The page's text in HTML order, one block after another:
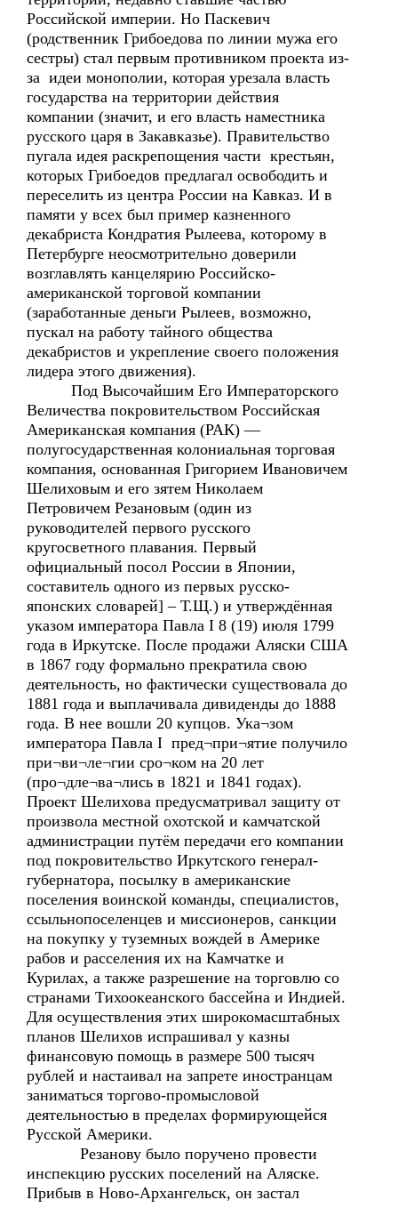
Российской империи. Но Паскевич
(родственник Грибоедова по линии мужа его
сестры) стал первым противником проекта из-
за идеи монополии, которая урезала власть
государства на территории действия
компании (значит, и его власть наместника
русского царя в Закавказье). Правительство
пугала идея раскрепощения части крестьян,
которых Грибоедов предлагал освободить и
переселить из центра России на Кавказ. И в
памяти у всех был пример казненного
декабриста Кондратия Рылеева, которому в
Петербурге неосмотрительно доверили
возглавлять канцелярию Российско-
американской торговой компании
(заработанные деньги Рылеев, возможно,
пускал на работу тайного общества
декабристов и укрепление своего положения
лидера этого движения).
Под Высочайшим Его Императорского
Величества покровительством Российская
Американская компания (РАК) —
полугосударственная колониальная торговая
компания, основанная Григорием Ивановичем
Шелиховым и его зятем Николаем
Петровичем Резановым (один из
руководителей первого русского
кругосветного плавания. Первый
официальный посол России в Японии,
составитель одного из первых русско-
японских словарей] – Т.Щ.) и утверждённая
указом императора Павла I 8 (19) июля 1799
года в Иркутске. После продажи Аляски США
в 1867 году формально прекратила свою
деятельность, но фактически существовала до
1881 года и выплачивала дивиденды до 1888
года. В нее вошли 20 купцов. Ука¬зом
императора Павла I пред¬при¬ятие получило
при¬ви¬ле¬гии сро¬ком на 20 лет
(про¬дле¬ва¬лись в 1821 и 1841 годах).
Проект Шелихова предусматривал защиту от
произвола местной охотской и камчатской
администрации путём передачи его компании
под покровительство Иркутского генерал-
губернатора, посылку в американские
поселения воинской команды, специалистов,
ссыльнопоселенцев и миссионеров, санкции
на покупку у туземных вождей в Америке
рабов и расселения их на Камчатке и
Курилах, а также разрешение на торговлю со
странами Тихоокеанского бассейна и Индией.
Для осуществления этих широкомасштабных
планов Шелихов испрашивал у казны
финансовую помощь в размере 500 тысяч
рублей и настаивал на запрете иностранцам
заниматься торгово-промысловой
деятельностью в пределах формирующейся
Русской Америки.
Резанову было поручено провести
инспекцию русских поселений на Аляске.
Прибыв в Ново-Архангельск, он застал